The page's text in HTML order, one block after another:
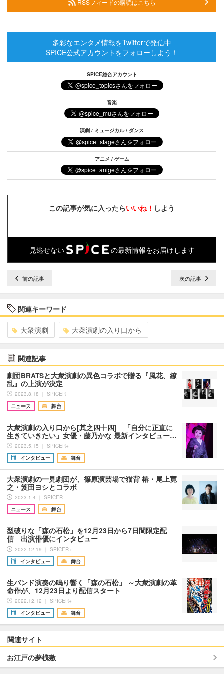
多彩なエンタメ情報をTwitterで発信中
SPICE公式アカウントをフォローしよう！
SPICE総合アカウント
音楽
演劇 / ミュージカル / ダンス
アニメ / ゲーム
この記事が気に入ったらいいね！ しよう
見逃せない の最新情報をお届けします
前の記事 次の記事
関連キーワード
大衆演劇 大衆演劇の入り口から
関連記事
劇団BRATSと大衆演劇の異色コラボで贈る『風花、繚
乱』の上演が決定
2023.8.18 ｜ SPICER
ニュース
舞台
大衆演劇の入り口から[其之四十四] 「自分に正直に
生きていきたい」女優・藤乃かな 最新インタビュー…
2023.5.15 ｜ SPICER+
インタビュー
舞台
大衆演劇の一見劇団が、篠原演芸場で猫背 椿・尾上寛
之・笈田ヨシとコラボ
2023.1.4 ｜ SPICER
ニュース
舞台
型破りな「森の石松」を12月23日から7日間限定配
信 出演俳優にインタビュー
2022.12.19 ｜ SPICER+
インタビュー
舞台
生バンド演奏の鳴り響く「森の石松」 ～大衆演劇の革
命作が、12月23日より配信スタート
2022.12.12 ｜ SPICER+
インタビュー
舞台
関連サイト
お江戸の夢桟敷